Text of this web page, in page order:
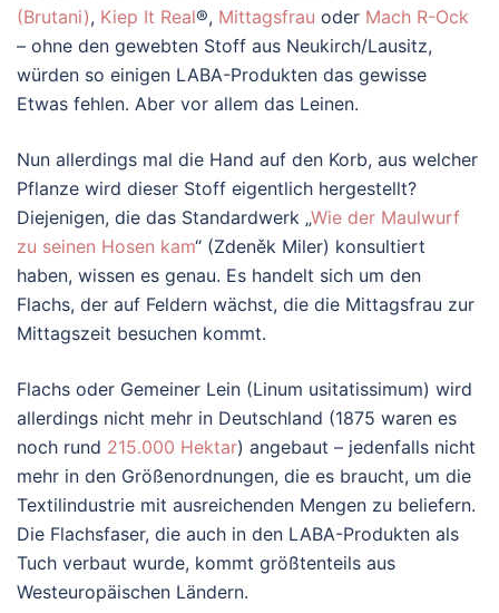
(Brutani), Kiep It Real®, Mittagsfrau oder Mach R-Ock
– ohne den gewebten Stoff aus Neukirch/Lausitz,
würden so einigen LABA-Produkten das gewisse
Etwas fehlen. Aber vor allem das Leinen.
Nun allerdings mal die Hand auf den Korb, aus welcher
Pflanze wird dieser Stoff eigentlich hergestellt?
Diejenigen, die das Standardwerk „Wie der Maulwurf
zu seinen Hosen kam“ (Zdeněk Miler) konsultiert
haben, wissen es genau. Es handelt sich um den
Flachs, der auf Feldern wächst, die die Mittagsfrau zur
Mittagszeit besuchen kommt.
Flachs oder Gemeiner Lein (Linum usitatissimum) wird
allerdings nicht mehr in Deutschland (1875 waren es
noch rund 215.000 Hektar) angebaut – jedenfalls nicht
mehr in den Größenordnungen, die es braucht, um die
Textilindustrie mit ausreichenden Mengen zu beliefern.
Die Flachsfaser, die auch in den LABA-Produkten als
Tuch verbaut wurde, kommt größtenteils aus
Westeuropäischen Ländern.